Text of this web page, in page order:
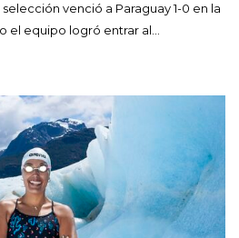
venció a Paraguay 1-0 en la
el equipo logró entrar al…